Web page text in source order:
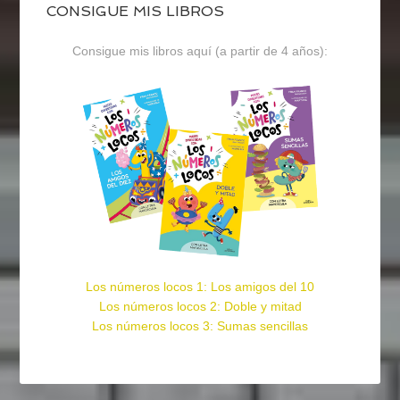
CONSIGUE MIS LIBROS
Consigue mis libros aquí (a partir de 4 años):
Los números locos 1: Los amigos del 10
Los números locos 2: Doble y mitad
Los números locos 3: Sumas sencillas